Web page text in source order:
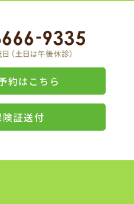
約はこちら
険証送付